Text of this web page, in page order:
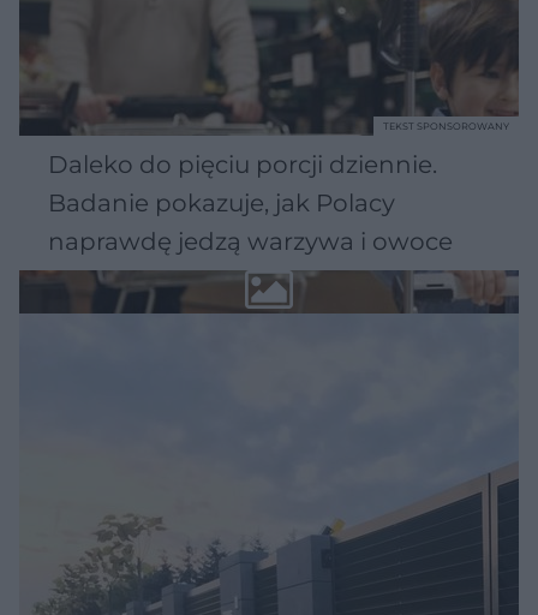
Daleko do pięciu porcji dziennie.
Badanie pokazuje, jak Polacy
naprawdę jedzą warzywa i owoce
TEKST SPONSOROWANY